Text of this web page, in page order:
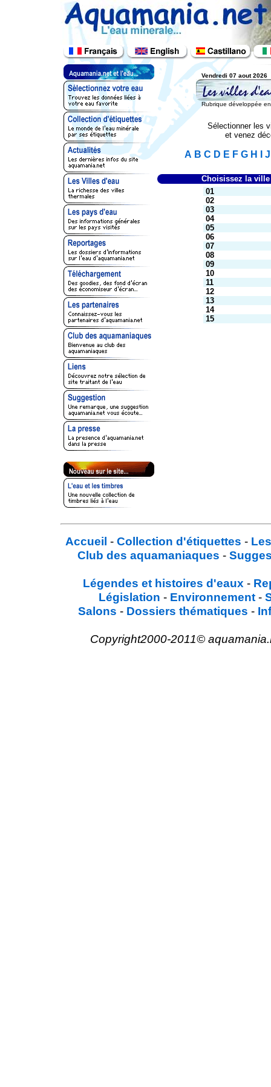
Vendredi 07 aout 2026
Rubrique développée
Sélectionner les
et venez
A B C D E F G H J
Choisissez la
01
02
03
04
05
06
07
08
09
10
11
12
13
14
15
Accueil - Collection d'étiquettes -
Club des aquamaniaques -
Légendes et histoires d'eaux -
Législation - Environnement -
Salons - Dossiers thématiques -
Copyright2000-2011©